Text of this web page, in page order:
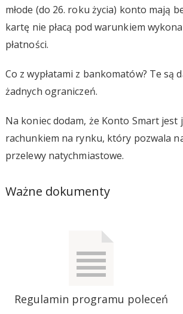
młode (do 26. roku życia) konto mają
kartę nie płacą pod warunkiem
płatności.
Co z wypłatami z bankomatów? Te są
żadnych ograniczeń.
Na koniec dodam, że Konto Smart jest
rachunkiem na rynku, który pozwala
przelewy natychmiastowe.
Ważne dokumenty
Regulamin programu poleceń